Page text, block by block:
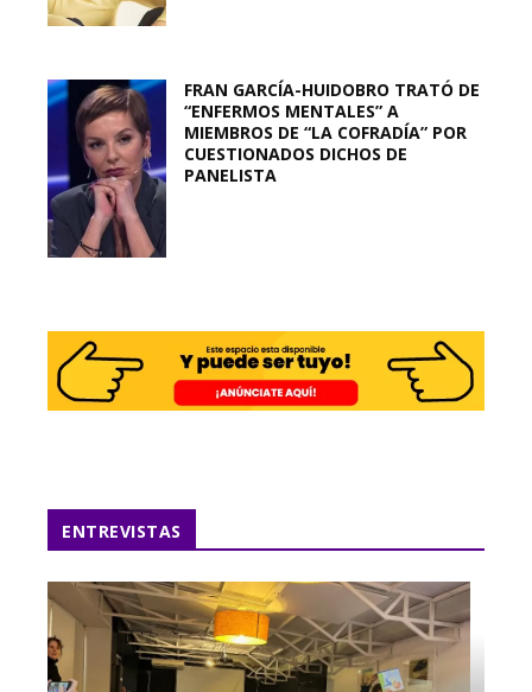
FRAN GARCÍA-HUIDOBRO TRATÓ DE
“ENFERMOS MENTALES” A
MIEMBROS DE “LA COFRADÍA” POR
CUESTIONADOS DICHOS DE
PANELISTA
ENTREVISTAS